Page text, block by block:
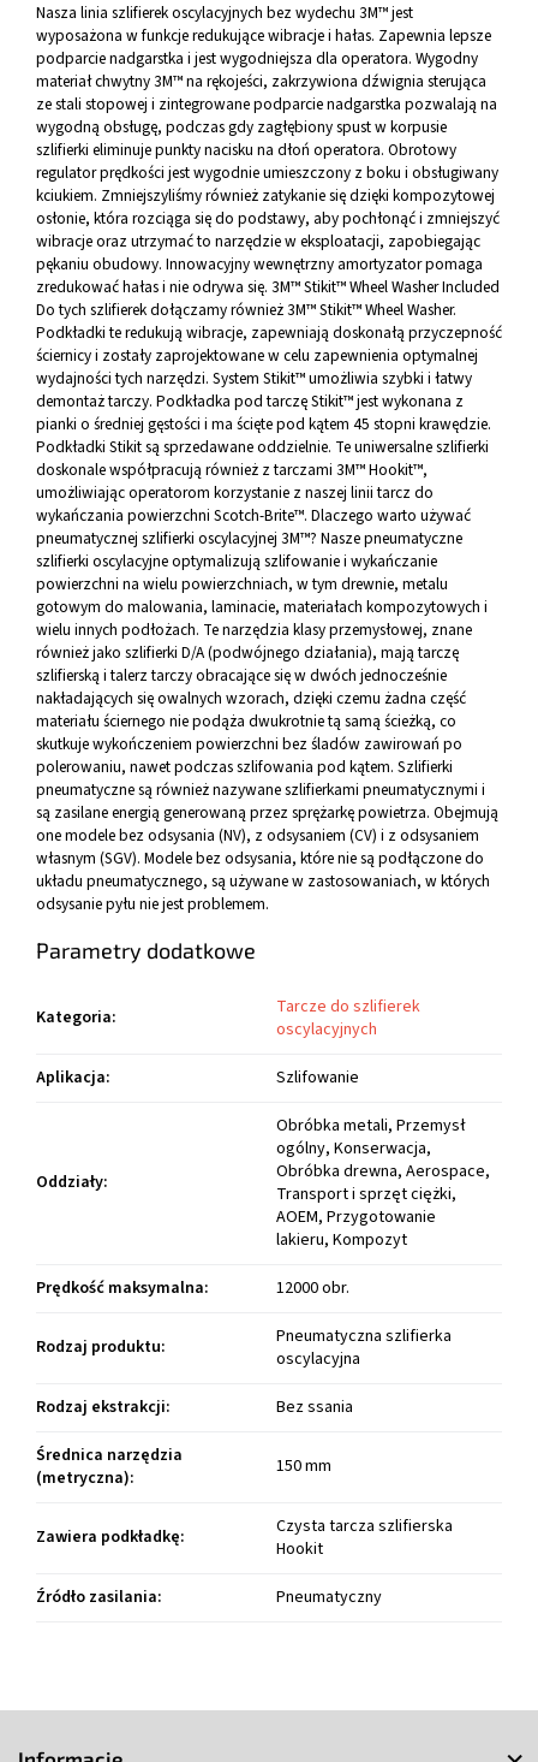
Nasza linia szlifierek oscylacyjnych bez wydechu 3M™ jest
wyposażona w funkcje redukujące wibracje i hałas. Zapewnia lepsze
podparcie nadgarstka i jest wygodniejsza dla operatora. Wygodny
materiał chwytny 3M™ na rękojeści, zakrzywiona dźwignia sterująca
ze stali stopowej i zintegrowane podparcie nadgarstka pozwalają na
wygodną obsługę, podczas gdy zagłębiony spust w korpusie
szlifierki eliminuje punkty nacisku na dłoń operatora. Obrotowy
regulator prędkości jest wygodnie umieszczony z boku i obsługiwany
kciukiem. Zmniejszyliśmy również zatykanie się dzięki kompozytowej
osłonie, która rozciąga się do podstawy, aby pochłonąć i zmniejszyć
wibracje oraz utrzymać to narzędzie w eksploatacji, zapobiegając
pękaniu obudowy. Innowacyjny wewnętrzny amortyzator pomaga
zredukować hałas i nie odrywa się. 3M™ Stikit™ Wheel Washer Included
Do tych szlifierek dołączamy również 3M™ Stikit™ Wheel Washer.
Podkładki te redukują wibracje, zapewniają doskonałą przyczepność
ściernicy i zostały zaprojektowane w celu zapewnienia optymalnej
wydajności tych narzędzi. System Stikit™ umożliwia szybki i łatwy
demontaż tarczy. Podkładka pod tarczę Stikit™ jest wykonana z
pianki o średniej gęstości i ma ścięte pod kątem 45 stopni krawędzie.
Podkładki Stikit są sprzedawane oddzielnie. Te uniwersalne szlifierki
doskonale współpracują również z tarczami 3M™ Hookit™,
umożliwiając operatorom korzystanie z naszej linii tarcz do
wykańczania powierzchni Scotch-Brite™. Dlaczego warto używać
pneumatycznej szlifierki oscylacyjnej 3M™? Nasze pneumatyczne
szlifierki oscylacyjne optymalizują szlifowanie i wykańczanie
powierzchni na wielu powierzchniach, w tym drewnie, metalu
gotowym do malowania, laminacie, materiałach kompozytowych i
wielu innych podłożach. Te narzędzia klasy przemysłowej, znane
również jako szlifierki D/A (podwójnego działania), mają tarczę
szlifierską i talerz tarczy obracające się w dwóch jednocześnie
nakładających się owalnych wzorach, dzięki czemu żadna część
materiału ściernego nie podąża dwukrotnie tą samą ścieżką, co
skutkuje wykończeniem powierzchni bez śladów zawirowań po
polerowaniu, nawet podczas szlifowania pod kątem. Szlifierki
pneumatyczne są również nazywane szlifierkami pneumatycznymi i
są zasilane energią generowaną przez sprężarkę powietrza. Obejmują
one modele bez odsysania (NV), z odsysaniem (CV) i z odsysaniem
własnym (SGV). Modele bez odsysania, które nie są podłączone do
układu pneumatycznego, są używane w zastosowaniach, w których
odsysanie pyłu nie jest problemem.
Parametry dodatkowe
Kategoria:
Tarcze do szlifierek
oscylacyjnych
Aplikacja: Szlifowanie
Oddziały:
Obróbka metali, Przemysł
ogólny, Konserwacja,
Obróbka drewna, Aerospace,
Transport i sprzęt ciężki,
AOEM, Przygotowanie
lakieru, Kompozyt
Prędkość maksymalna: 12000 obr.
Rodzaj produktu:
Pneumatyczna szlifierka
oscylacyjna
Rodzaj ekstrakcji:
Bez ssania
Średnica narzędzia
(metryczna): 150 mm
Zawiera podkładkę:
Czysta tarcza szlifierska
Hookit
Źródło zasilania: Pneumatyczny